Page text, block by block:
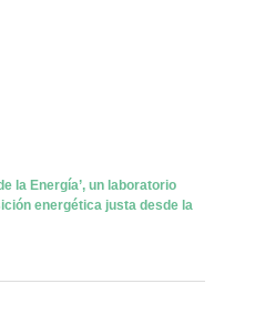
la Energía’, un laboratorio
energética justa desde la